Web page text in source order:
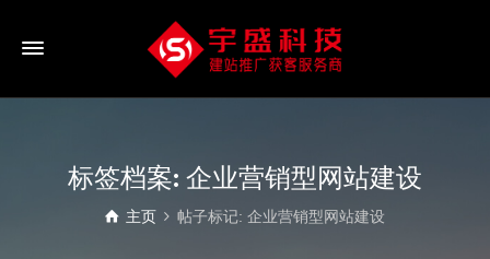
标签档案: 企业营销型网站建设
主页 帖子标记: 企业营销型网站建设